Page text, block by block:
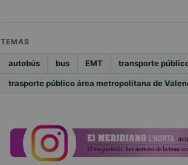
TEMAS
autobús bus EMT transporte
trasporte público área metropolitana de